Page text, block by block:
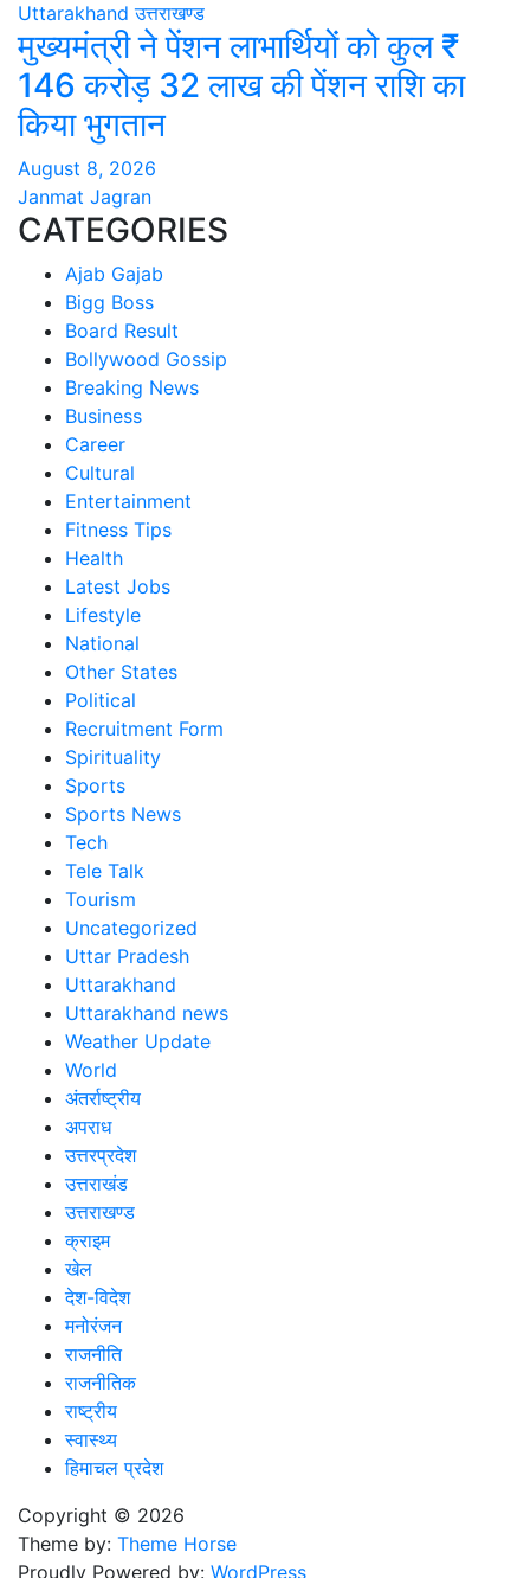
Uttarakhand उत्तराखण्ड
मुख्यमंत्री ने पेंशन लाभार्थियों को कुल ₹
146 करोड़ 32 लाख की पेंशन राशि का
किया भुगतान
August 8, 2026
Janmat Jagran
CATEGORIES
Ajab Gajab
Bigg Boss
Board Result
Bollywood Gossip
Breaking News
Business
Career
Cultural
Entertainment
Fitness Tips
Health
Latest Jobs
Lifestyle
National
Other States
Political
Recruitment Form
Spirituality
Sports
Sports News
Tech
Tele Talk
Tourism
Uncategorized
Uttar Pradesh
Uttarakhand
Uttarakhand news
Weather Update
World
अंतर्राष्ट्रीय
अपराध
उत्तरप्रदेश
उत्तराखंड
उत्तराखण्ड
क्राइम
खेल
देश-विदेश
मनोरंजन
राजनीति
राजनीतिक
राष्ट्रीय
स्वास्थ्य
हिमाचल प्रदेश
Copyright © 2026
Theme by: Theme Horse
Proudly Powered by: WordPress